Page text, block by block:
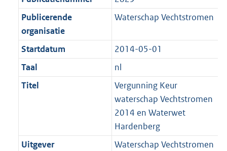
Publicerende
organisatie
Waterschap Vechtstromen
Startdatum
2014-05-01
Taal
nl
Titel
Vergunning Keur
waterschap Vechtstromen
2014 en Waterwet
Hardenberg
Uitgever
Waterschap Vechtstromen